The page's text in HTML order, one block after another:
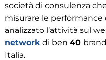
società di consulenza
misurare le performance
analizzato l’attività sul
network di ben 40
Italia.